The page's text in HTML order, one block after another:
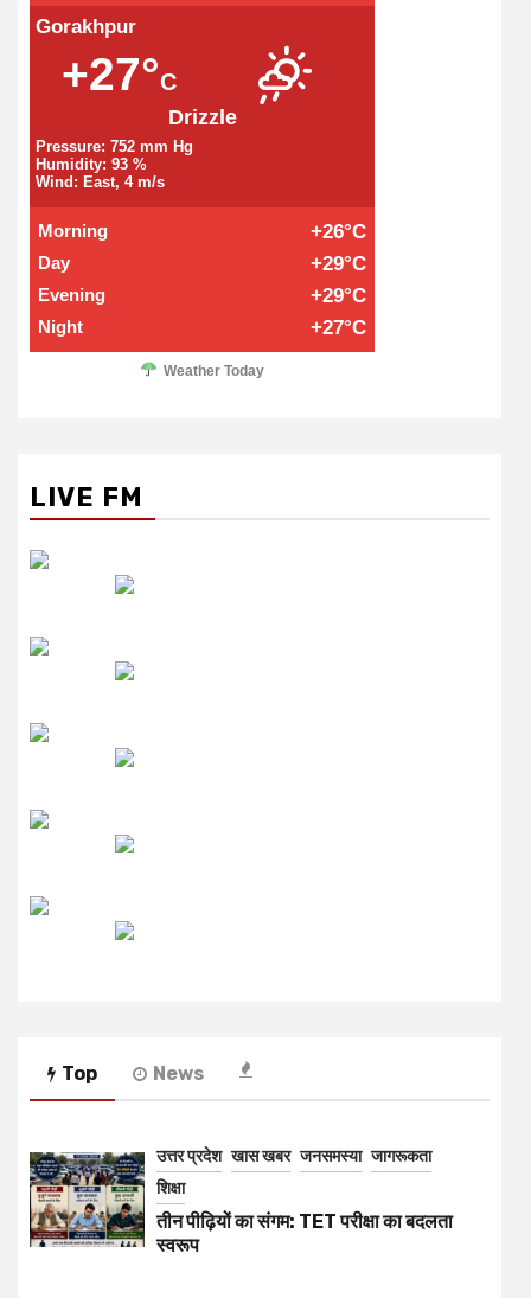
Gorakhpur
+27°C
Drizzle
Pressure: 752 mm Hg
Humidity: 93 %
Wind: East, 4 m/s
Morning +26°C
Day +29°C
Evening +29°C
Night +27°C
Weather Today
LIVE FM
Top News
उत्तर प्रदेश खास खबर जनसमस्या जागरूकता
शिक्षा
तीन पीढ़ियों का संगम: TET परीक्षा का बदलता
स्वरूप